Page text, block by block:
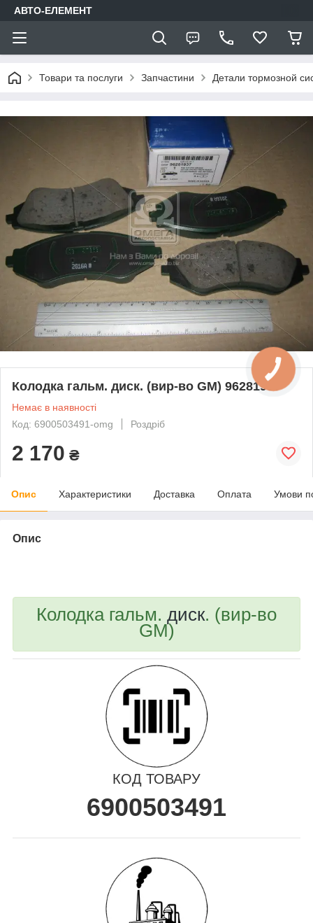
АВТО-ЕЛЕМЕНТ
Товари та послуги Запчастини Детали тормозной
Колодка гальм. диск. (вир-во GM) 96281937
Немає в наявності
Код: 6900503491-omg
Роздріб
2 170 ₴
Опис Характеристики Доставка Оплата Умови
Опис
Колодка гальм. диск. (вир-во
GM)
КОД ТОВАРУ
6900503491